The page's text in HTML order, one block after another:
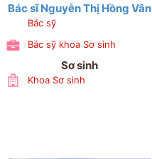
Bác sĩ Nguyễn Thị Hồng Vân
Bác sỹ
Bác sỹ khoa Sơ sinh
Sơ sinh
Khoa Sơ sinh